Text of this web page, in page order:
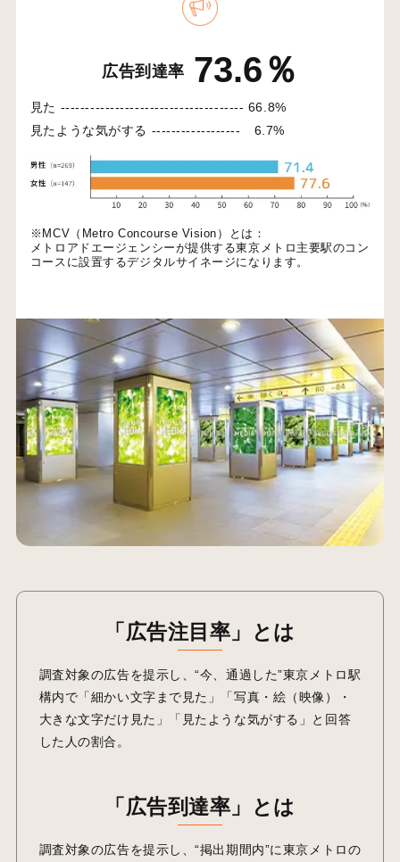
広告到達率 73.6％
見た ------------------------------------- 66.8%
見たような気がする ------------------
6.7%
※MCV（Metro Concourse Vision）とは：
メトロアドエージェンシーが提供する東京メトロ主要駅のコン
コースに設置するデジタルサイネージになります。
「広告注目率」とは
調査対象の広告を提示し、“今、通過した”東京メトロ駅
構内で「細かい文字まで見た」「写真・絵（映像）・
大きな文字だけ見た」「見たような気がする」と回答
した人の割合。
「広告到達率」とは
調査対象の広告を提示し、“掲出期間内”に東京メトロの